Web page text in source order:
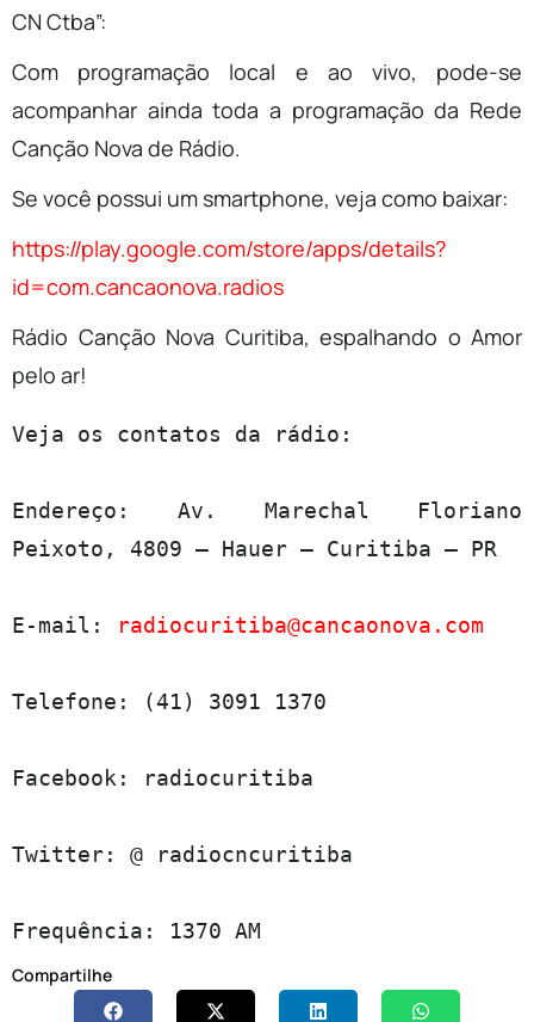
CN Ctba”:
Com programação local e ao vivo, pode-se
acompanhar ainda toda a programação da Rede
Canção Nova de Rádio.
Se você possui um smartphone, veja como baixar:
https://play.google.com/store/apps/details?
id=com.cancaonova.radios
Rádio Canção Nova Curitiba, espalhando o Amor
pelo ar!
Veja os contatos da rádio:
Endereço: Av. Marechal Floriano
Peixoto, 4809 – Hauer – Curitiba – PR
E-mail: radiocuritiba@cancaonova.com
Telefone: (41) 3091 1370
Facebook: radiocuritiba
Twitter: @ radiocncuritiba
Frequência: 1370 AM
Compartilhe